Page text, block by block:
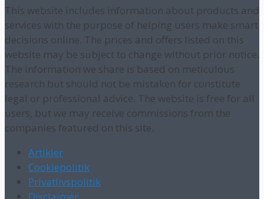
This website includes information about products and
services with the purpose of helping users make smart
decisions online. The prices and offers listed on this
website may be subject to change without prior notice.
The information we share is based on meticulous
research but should not be mistaken for constitute
legal or professional advice. The website is free for all
users, but we may receive commissions from the
companies featured on this site.
Artikler
Cookiepolitik
Privatlivspolitik
Disclaimer